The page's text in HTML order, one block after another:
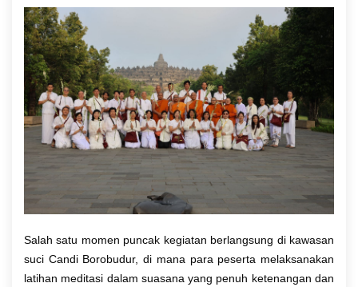
Salah satu momen puncak kegiatan berlangsung di kawasan
suci Candi Borobudur, di mana para peserta melaksanakan
latihan meditasi dalam suasana yang penuh ketenangan dan